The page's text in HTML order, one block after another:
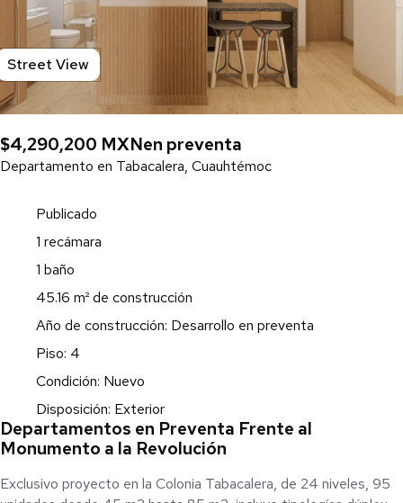
Street View
$4,290,200 MXNen preventa
Departamento en Tabacalera, Cuauhtémoc
Publicado
1 recámara
1 baño
45.16 m² de construcción
Año de construcción: Desarrollo en preventa
Piso: 4
Condición: Nuevo
Disposición: Exterior
Departamentos en Preventa Frente al
Monumento a la Revolución
Exclusivo proyecto en la Colonia Tabacalera, de 24 niveles, 95